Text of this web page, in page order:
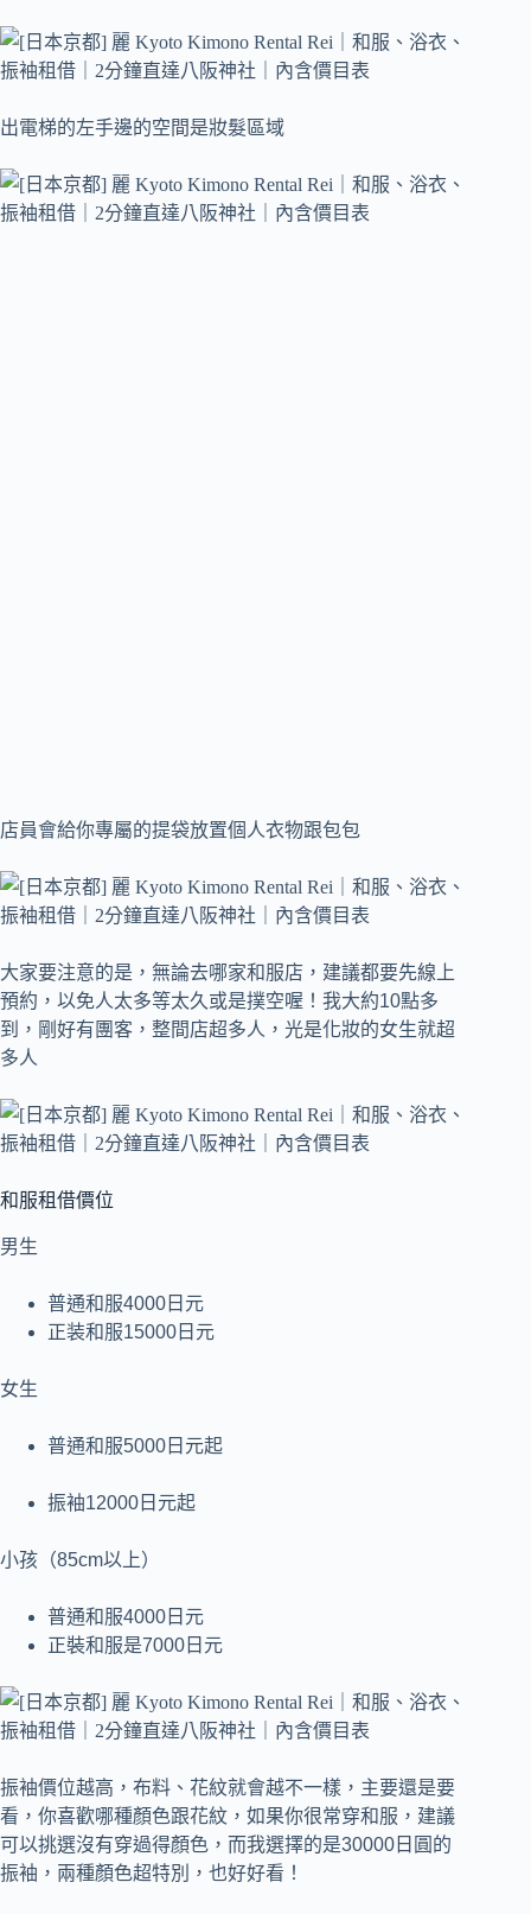
出電梯的左手邊的空間是妝髮區域
店員會給你專屬的提袋放置個人衣物跟包包
大家要注意的是，無論去哪家和服店，建議都要先線上
預約，以免人太多等太久或是撲空喔！我大約10點多
到，剛好有團客，整間店超多人，光是化妝的女生就超
多人
和服租借價位
男生
普通和服4000日元
正装和服15000日元
女生
普通和服5000日元起
振袖12000日元起
小孩（85cm以上）
普通和服4000日元
正裝和服是7000日元
振袖價位越高，布料、花紋就會越不一樣，主要還是要
看，你喜歡哪種顏色跟花紋，如果你很常穿和服，建議
可以挑選沒有穿過得顏色，而我選擇的是30000日圓的
振袖，兩種顏色超特別，也好好看！